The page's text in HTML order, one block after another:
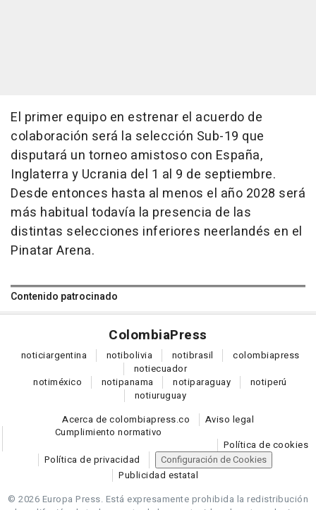
El primer equipo en estrenar el acuerdo de
colaboración será la selección Sub-19 que
disputará un torneo amistoso con España,
Inglaterra y Ucrania del 1 al 9 de septiembre.
Desde entonces hasta al menos el año 2028 será
más habitual todavía la presencia de las
distintas selecciones inferiores neerlandés en el
Pinatar Arena.
Contenido patrocinado
ColombiaPress
noticiargentina notibolivia notibrasil colombiapress
notiecuador
notiméxico notipanama notiparaguay notiperú
notiuruguay
Acerca de colombiapress.co
Aviso legal
Cumplimiento normativo
Política de cookies
Política de privacidad
Configuración de Cookies
Publicidad estatal
© 2026 Europa Press. Está expresamente prohibida la redistribución